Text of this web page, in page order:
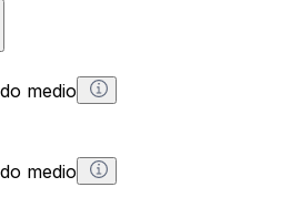
medio
medio